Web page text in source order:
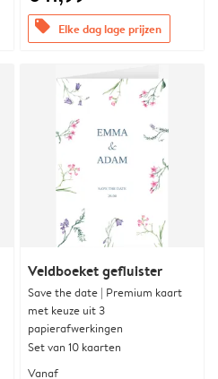
offers Elke dag lage prijzen
Veldboeket gefluister
Save the date | Premium kaart
met keuze uit 3
papierafwerkingen
Set van 10 kaarten
Vanaf